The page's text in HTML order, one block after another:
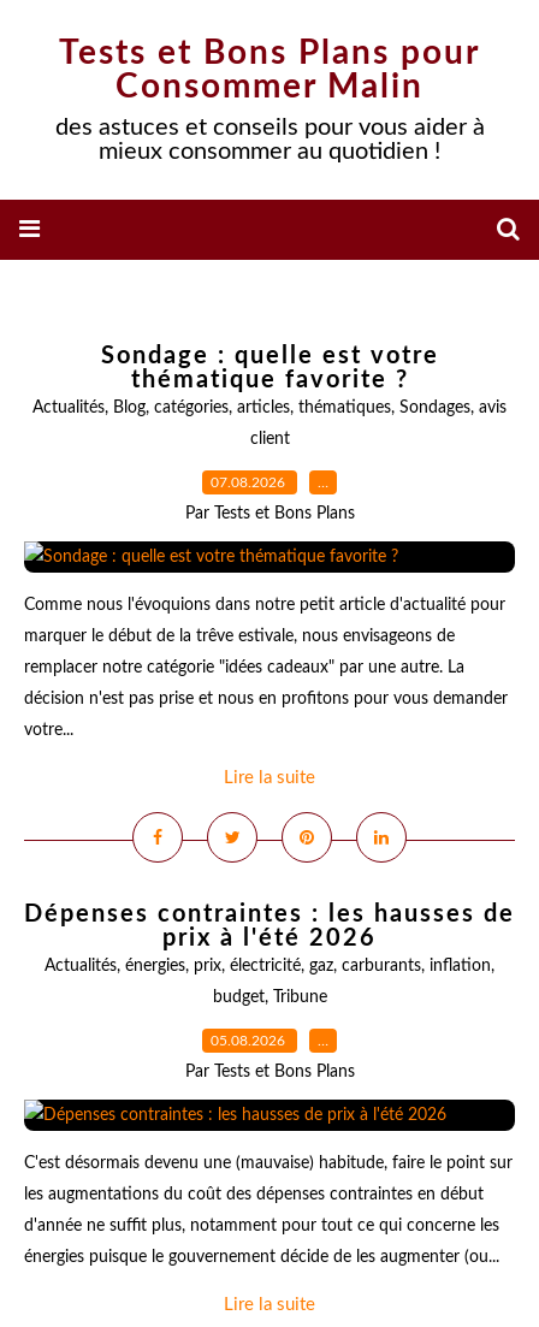
Tests et Bons Plans pour
Consommer Malin
des astuces et conseils pour vous aider à
mieux consommer au quotidien !
Sondage : quelle est votre
thématique favorite ?
Actualités, Blog, catégories, articles, thématiques, Sondages, avis
client
07.08.2026 …
Par Tests et Bons Plans
Comme nous l'évoquions dans notre petit article d'actualité pour
marquer le début de la trêve estivale, nous envisageons de
remplacer notre catégorie "idées cadeaux" par une autre. La
décision n'est pas prise et nous en profitons pour vous demander
votre...
Lire la suite
Dépenses contraintes : les hausses de
prix à l'été 2026
Actualités, énergies, prix, électricité, gaz, carburants, inflation,
budget, Tribune
05.08.2026 …
Par Tests et Bons Plans
C'est désormais devenu une (mauvaise) habitude, faire le point sur
les augmentations du coût des dépenses contraintes en début
d'année ne suffit plus, notamment pour tout ce qui concerne les
énergies puisque le gouvernement décide de les augmenter (ou...
Lire la suite